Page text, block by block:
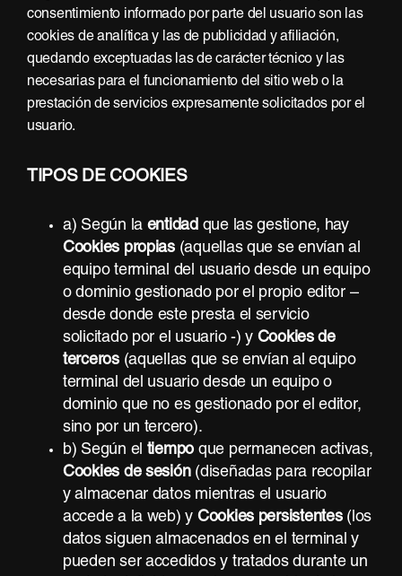
consentimiento informado por parte del usuario son las
cookies de analítica y las de publicidad y afiliación,
quedando exceptuadas las de carácter técnico y las
necesarias para el funcionamiento del sitio web o la
prestación de servicios expresamente solicitados por el
usuario.
TIPOS DE COOKIES
a) Según la entidad que las gestione, hay
Cookies propias(aquellas que se envían al
equipo terminal del usuario desde un equipo
o dominio gestionado por el propio editor –
desde donde este presta el servicio
solicitado por el usuario -) y Cookies de
terceros(aquellas que se envían al equipo
terminal del usuario desde un equipo o
dominio que no es gestionado por el editor,
sino por un tercero).
b) Según el tiempo que permanecen activas,
Cookies de sesión(diseñadas para recopilar
y almacenar datos mientras el usuario
accede a la web) y Cookies persistentes(los
datos siguen almacenados en el terminal y
pueden ser accedidos y tratados durante un